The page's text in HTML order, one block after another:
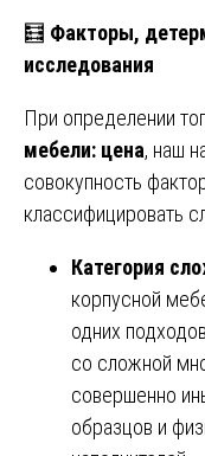
🧮 Факторы,
исследования
При определении
мебели: цена, наш
совокупность
классифицировать
Категория
корпусной
одних
со сложной
совершенно
образцов и